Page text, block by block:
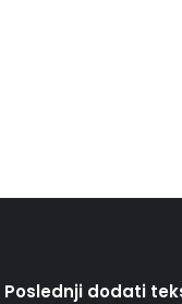
Poslednji dodati